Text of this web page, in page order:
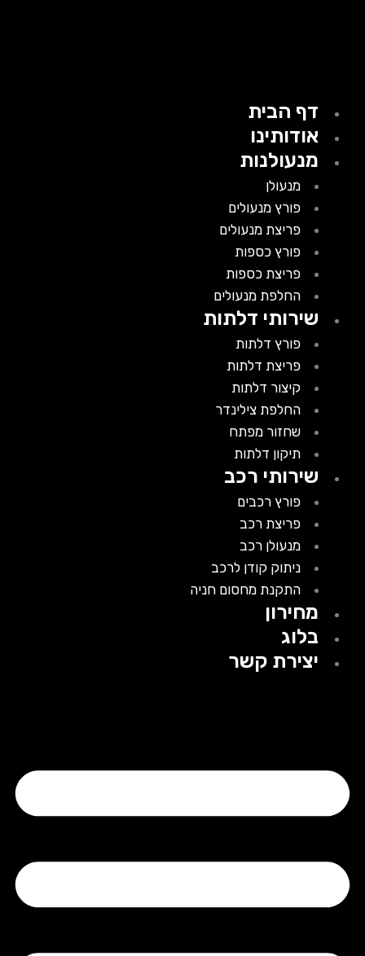
דף הבית
אודותינו
מנעולנות
מנעולן
פורץ מנעולים
פריצת מנעולים
פורץ כספות
פריצת כספות
החלפת מנעולים
שירותי דלתות
פורץ דלתות
פריצת דלתות
קיצור דלתות
החלפת צילינדר
שחזור מפתח
תיקון דלתות
שירותי רכב
פורץ רכבים
פריצת רכב
מנעולן רכב
ניתוק קודן לרכב
התקנת מחסום חניה
מחירון
בלוג
יצירת קשר